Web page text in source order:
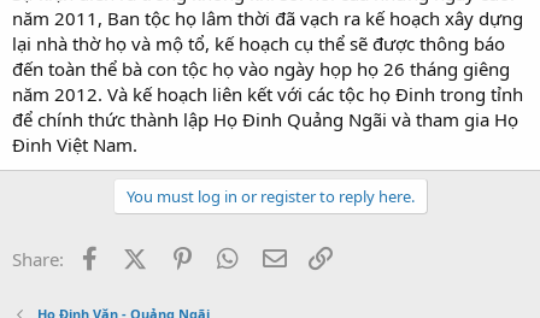
năm 2011, Ban tộc họ lâm thời đã vạch ra kế hoạch xây dựng
lại nhà thờ họ và mộ tổ, kế hoạch cụ thể sẽ được thông báo
đến toàn thể bà con tộc họ vào ngày họp họ 26 tháng giêng
năm 2012. Và kế hoạch liên kết với các tộc họ Đinh trong tỉnh
để chính thức thành lập Họ Đinh Quảng Ngãi và tham gia Họ
Đinh Việt Nam.
You must log in or register to reply here.
Share: FacebookX (Twitter)PinterestWhatsApp
Email
Họ Đinh Văn - Quảng Ngãi